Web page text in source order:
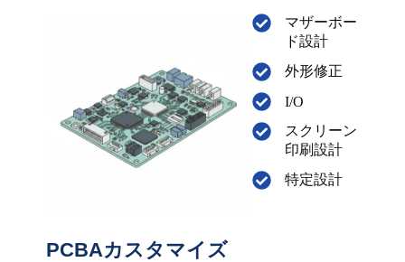
PCBAカスタマイズ
マザーボー
ド設計
外形修正
I/O
スクリーン
印刷設計
特定設計